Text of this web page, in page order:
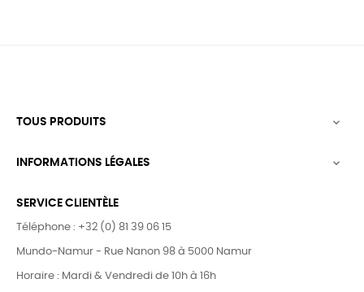
TOUS PRODUITS 
INFORMATIONS LÉGALES 
SERVICE CLIENTÈLE
Téléphone : +32 (0) 81 39 06 15
Mundo-Namur - Rue Nanon 98 à 5000 Namur
Horaire : Mardi & Vendredi de 10h à 16h